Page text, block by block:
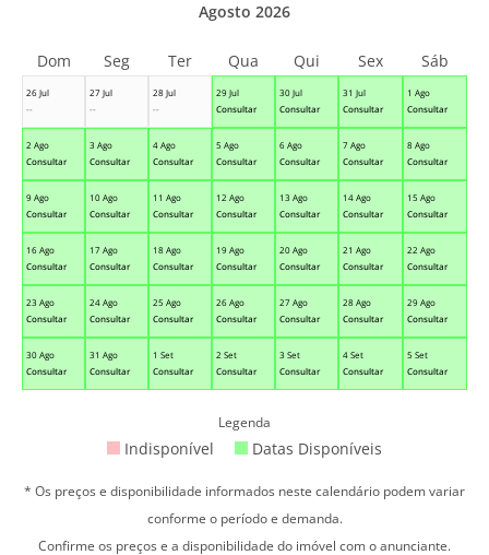
26 Jul
--
27 Jul
--
28 Jul
--
29 Jul
Consultar
30 Jul
Consultar
31 Jul
Consultar
1 Ago
Consultar
2 Ago
Consultar
3 Ago
Consultar
4 Ago
Consultar
5 Ago
Consultar
6 Ago
Consultar
7 Ago
Consultar
8 Ago
Consultar
9 Ago
Consultar
10 Ago
Consultar
11 Ago
Consultar
12 Ago
Consultar
13 Ago
Consultar
14 Ago
Consultar
15 Ago
Consultar
16 Ago
Consultar
17 Ago
Consultar
18 Ago
Consultar
19 Ago
Consultar
20 Ago
Consultar
21 Ago
Consultar
22 Ago
Consultar
23 Ago
Consultar
24 Ago
Consultar
25 Ago
Consultar
26 Ago
Consultar
27 Ago
Consultar
28 Ago
Consultar
29 Ago
Consultar
30 Ago
Consultar
31 Ago
Consultar
1 Set
Consultar
2 Set
Consultar
3 Set
Consultar
4 Set
Consultar
5 Set
Consultar
Agosto 2026
Dom Seg Ter Qua Qui Sex Sáb
Legenda
Indisponível Datas Disponíveis
* Os preços e disponibilidade informados neste calendário podem variar
conforme o período e demanda.
Confirme os preços e a disponibilidade do imóvel com o anunciante.